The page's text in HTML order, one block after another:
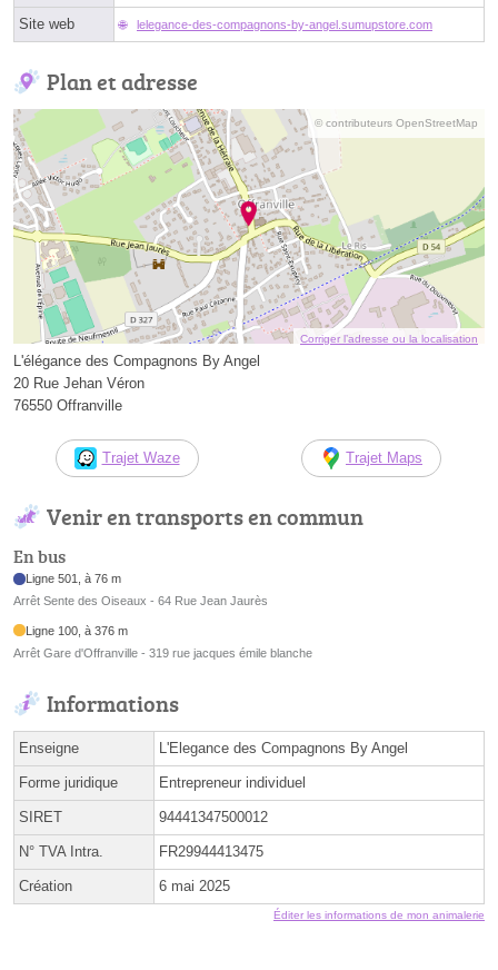
Site web lelegance-des-compagnons-by-angel.sumupstore.com
Plan et adresse
© contributeurs OpenStreetMap
Corriger l’adresse ou la localisation
L'élégance des Compagnons By Angel
20 Rue Jehan Véron
76550 Offranville
Trajet Waze Trajet Maps
Venir en transports en commun
En bus
Ligne 501, à 76 m
Arrêt Sente des Oiseaux - 64 Rue Jean Jaurès
Ligne 100, à 376 m
Arrêt Gare d'Offranville - 319 rue jacques émile blanche
Informations
Enseigne L'Elegance des Compagnons By Angel
Forme juridique Entrepreneur individuel
SIRET 94441347500012
N° TVA Intra. FR29944413475
Création 6 mai 2025
Éditer les informations de mon animalerie